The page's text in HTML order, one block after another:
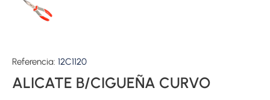
Referencia: 12C1120
ALICATE B/CIGUEÑA CURVO